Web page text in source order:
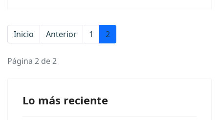
Inicio Anterior 1 2
Página 2 de 2
Lo más reciente